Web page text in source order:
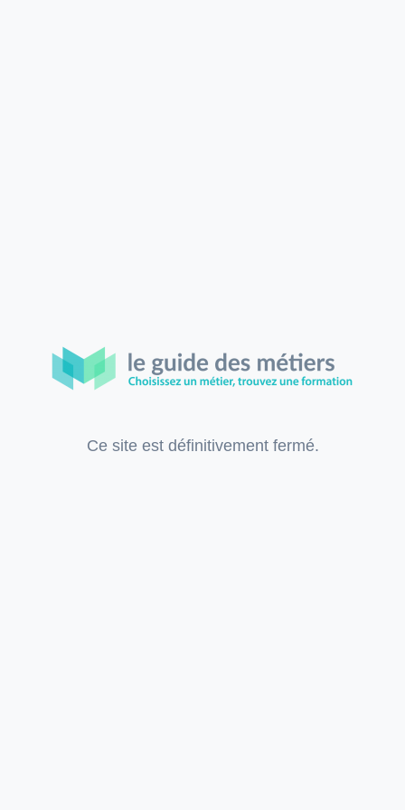
Ce site est définitivement fermé.